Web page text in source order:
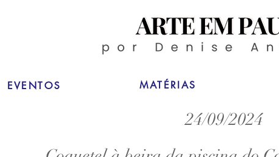
EVENTOS MATÉRIAS
24/09/2024